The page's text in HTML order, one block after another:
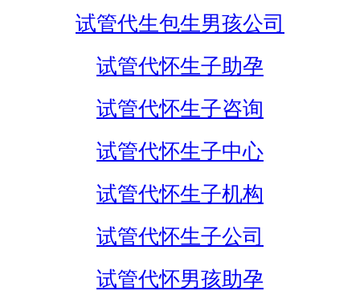
试管代生包生男孩公司
试管代怀生子助孕
试管代怀生子咨询
试管代怀生子中心
试管代怀生子机构
试管代怀生子公司
试管代怀男孩助孕